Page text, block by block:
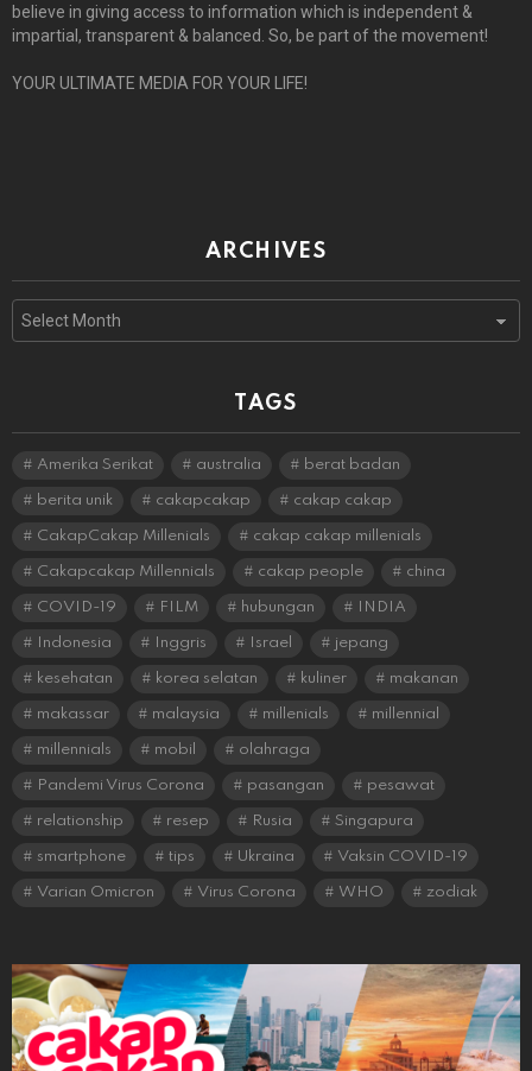
believe in giving access to information which is independent &
impartial, transparent & balanced. So, be part of the movement!
YOUR ULTIMATE MEDIA FOR YOUR LIFE!
ARCHIVES
TAGS
Amerika Serikat australia berat badan
berita unik cakapcakap cakap cakap
CakapCakap Millenials cakap cakap millenials
Cakapcakap Millennials cakap people china
COVID-19 FILM hubungan INDIA
Indonesia Inggris Israel jepang
kesehatan korea selatan kuliner makanan
makassar malaysia millenials millennial
millennials mobil olahraga
Pandemi Virus Corona pasangan pesawat
relationship resep Rusia Singapura
smartphone tips Ukraina Vaksin COVID-19
Varian Omicron Virus Corona WHO zodiak